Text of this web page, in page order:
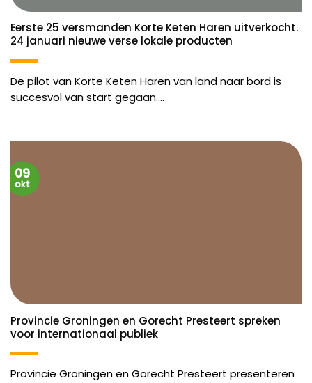
Eerste 25 versmanden Korte Keten Haren uitverkocht.
24 januari nieuwe verse lokale producten
De pilot van Korte Keten Haren van land naar bord is
succesvol van start gegaan....
Provincie Groningen en Gorecht Presteert spreken
voor internationaal publiek
Provincie Groningen en Gorecht Presteert presenteren
09
okt